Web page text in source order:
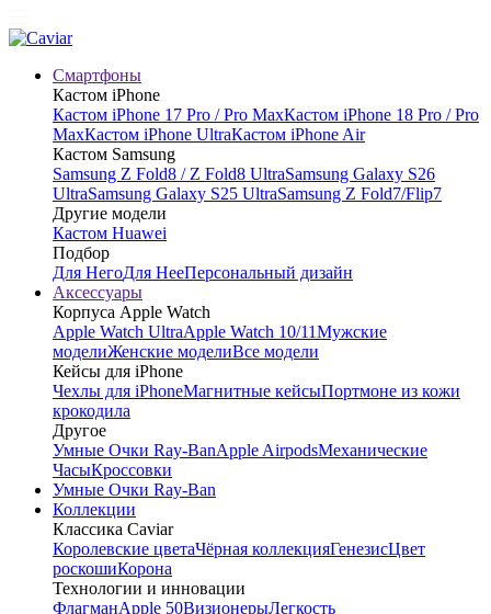
Смартфоны
Кастом iPhone
Кастом iPhone 17 Pro / Pro MaxКастом iPhone 18 Pro / Pro
MaxКастом iPhone UltraКастом iPhone Air
Кастом Samsung
Samsung Z Fold8 / Z Fold8 UltraSamsung Galaxy S26
UltraSamsung Galaxy S25 UltraSamsung Z Fold7/Flip7
Другие модели
Кастом Huawei
Подбор
Для НегоДля НееПерсональный дизайн
Аксессуары
Корпуса Apple Watch
Apple Watch UltraApple Watch 10/11Мужские
моделиЖенские моделиВсе модели
Кейсы для iPhone
Чехлы для iPhoneМагнитные кейсыПортмоне из кожи
крокодила
Другое
Умные Очки Ray-BanApple AirpodsМеханические
ЧасыКроссовки
Умные Очки Ray-Ban
Коллекции
Классика Caviar
Королевские цветаЧёрная коллекцияГенезисЦвет
роскошиКорона
Технологии и инновации
ФлагманApple 50ВизионерыЛегкость